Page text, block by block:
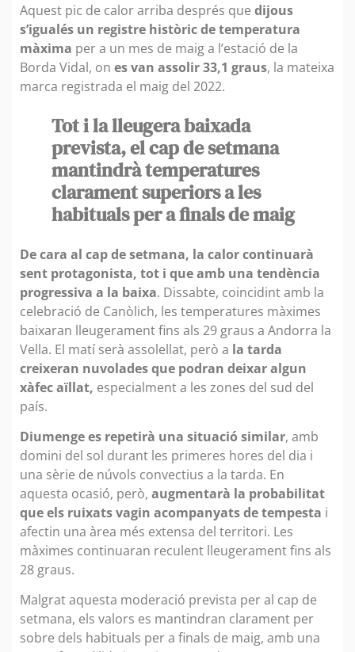
Aquest pic de calor arriba després que dijous
s’igualés un registre històric de temperatura
màxima per a un mes de maig a l’estació de la
Borda Vidal, on es van assolir 33,1 graus, la mateixa
marca registrada el maig del 2022.
Tot i la lleugera baixada
prevista, el cap de setmana
mantindrà temperatures
clarament superiors a les
habituals per a finals de maig
De cara al cap de setmana, la calor continuarà
sent protagonista, tot i que amb una tendència
progressiva a la baixa. Dissabte, coincidint amb la
celebració de Canòlich, les temperatures màximes
baixaran lleugerament fins als 29 graus a Andorra la
Vella. El matí serà assolellat, però a la tarda
creixeran nuvolades que podran deixar algun
xàfec aïllat, especialment a les zones del sud del
país.
Diumenge es repetirà una situació similar, amb
domini del sol durant les primeres hores del dia i
una sèrie de núvols convectius a la tarda. En
aquesta ocasió, però, augmentarà la probabilitat
que els ruixats vagin acompanyats de tempesta i
afectin una àrea més extensa del territori. Les
màximes continuaran reculent lleugerament fins als
28 graus.
Malgrat aquesta moderació prevista per al cap de
setmana, els valors es mantindran clarament per
sobre dels habituals per a finals de maig, amb una